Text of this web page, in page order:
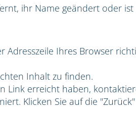
ihr Name geändert oder
Ihres Browser
Inhalt zu finden.
Link erreicht haben,
Klicken Sie auf die